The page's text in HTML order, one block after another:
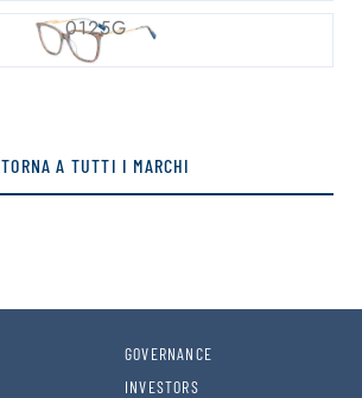
0125G
TORNA A TUTTI I MARCHI
GOVERNANCE
INVESTORS